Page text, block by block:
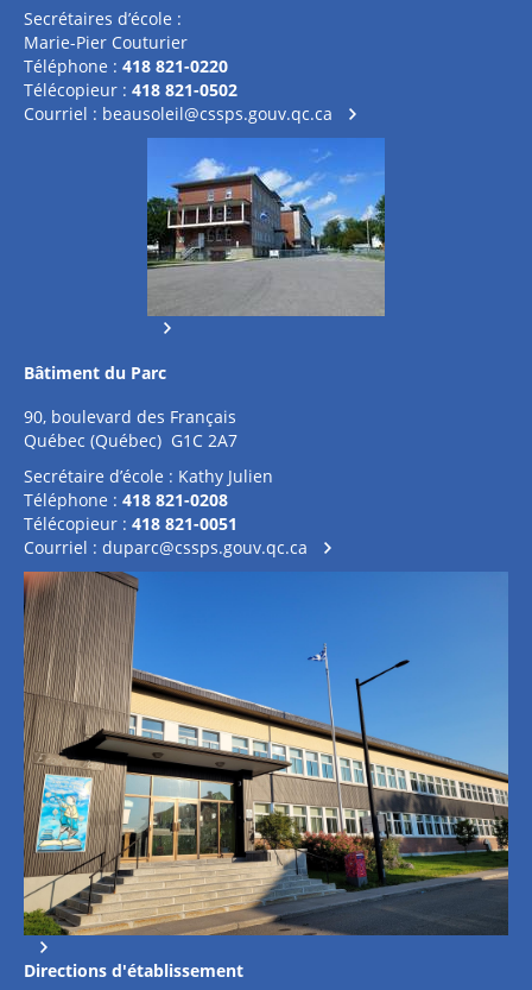
Secrétaires d’école :
Marie-Pier Couturier
Téléphone : 418 821-0220
Télécopieur : 418 821-0502
Courriel : beausoleil@cssps.gouv.qc.ca
Bâtiment du Parc
90, boulevard des Français
Québec (Québec) G1C 2A7
Secrétaire d’école : Kathy Julien
Téléphone : 418 821-0208
Télécopieur : 418 821-0051
Courriel : duparc@cssps.gouv.qc.ca
Directions d'établissement